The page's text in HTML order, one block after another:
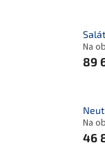
Na
89
Na
46